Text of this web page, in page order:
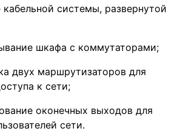
кабельной системы, развернутой
шкафа с коммутаторами;
двух маршрутизаторов для
к сети;
оконечных выходов для
сети.